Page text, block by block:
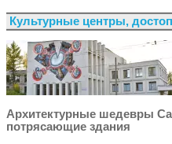
Культурные центры,
Архитектурные шедевры
потрясающие здания